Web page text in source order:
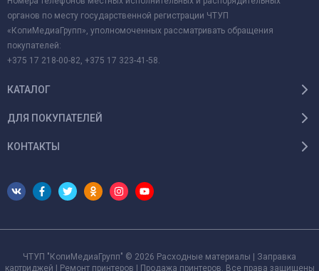
органов по месту государственной регистрации ЧТУП
«КопиМедиаГрупп», уполномоченных рассматривать обращения
покупателей:
+375 17 218-00-82, +375 17 323-41-58.
КАТАЛОГ
ДЛЯ ПОКУПАТЕЛЕЙ
КОНТАКТЫ
ЧТУП "КопиМедиаГрупп" © 2026 Расходные материалы | Заправка
картриджей | Ремонт принтеров | Продажа принтеров. Все права защищены